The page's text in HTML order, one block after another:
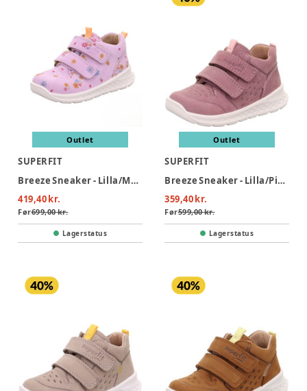
Outlet
SUPERFIT
Breeze Sneaker - Lilla/Mønster
419,40 kr.
Før699,00 kr.
Lagerstatus
Outlet
SUPERFIT
Breeze Sneaker - Lilla/Pink
359,40 kr.
Før599,00 kr.
Lagerstatus